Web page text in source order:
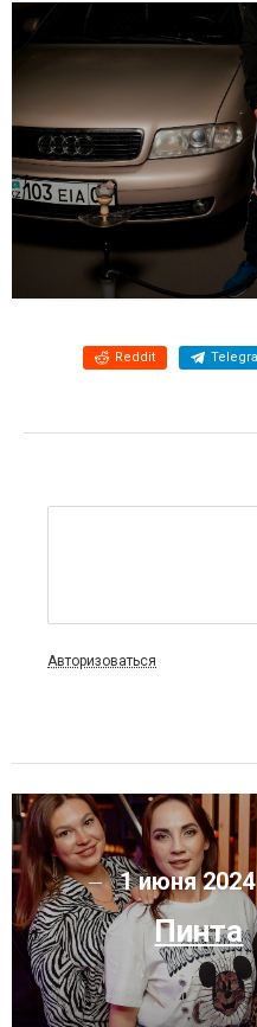
Reddit
Авторизоваться
1 июня
Пинта